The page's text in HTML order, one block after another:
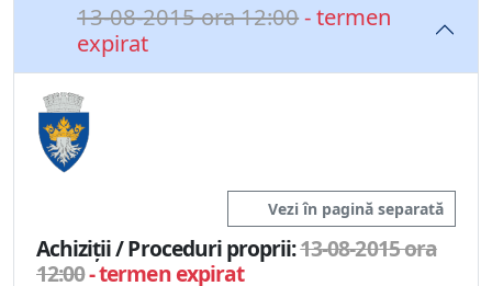
13-08-2015 ora 12:00- termen
expirat
Vezi în pagină separată
Achiziții / Proceduri proprii:13-08-2015 ora
12:00- termen expirat